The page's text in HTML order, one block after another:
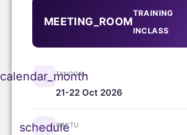
MEETING_ROOM
TRAINING
INCLASS
calendar_month
TANGGAL
21-22 Oct 2026
schedule
WAKTU